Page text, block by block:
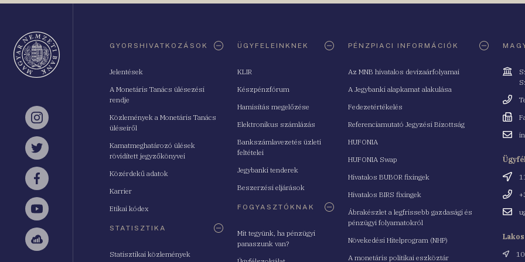
Instagram
Twitter
Facebook
YouTube
Sellsy
GYORSHIVATKOZÁSOK
Jelentések
A Monetáris Tanács ülésezési
rendje
Közlemények a Monetáris Tanács
üléseiről
Kamatmeghatározó ülések
rövidített jegyzőkönyvei
Közérdekű adatok
Karrier
Etikai kódex
STATISZTIKA
Statisztikai közlemények
ÜGYFELEINKNEK
KLIR
Készpénzfórum
Hamisítás megelőzése
Elektronikus számlázás
Bankszámlavezetés üzleti
feltételei
Jegybanki tenderek
Beszerzési eljárások
FOGYASZTÓKNAK
Mit tegyünk, ha pénzügyi
panaszunk van?
PÉNZPIACI INFORMÁCIÓK
Az MNB hivatalos devizaárfolyamai
A Jegybanki alapkamat alakulása
Fedezetértékelés
Referenciamutató Jegyzési Bizottság
HUFONIA
HUFONIA Swap
Hivatalos BUBOR fixingek
Hivatalos BIRS fixingek
Ábrakészlet a legfrissebb gazdasági és
pénzügyi folyamatokról
Növekedési Hitelprogram (NHP)
A monetáris politikai eszköztár
Cím
Fax
Email
Cím
Email
Cím